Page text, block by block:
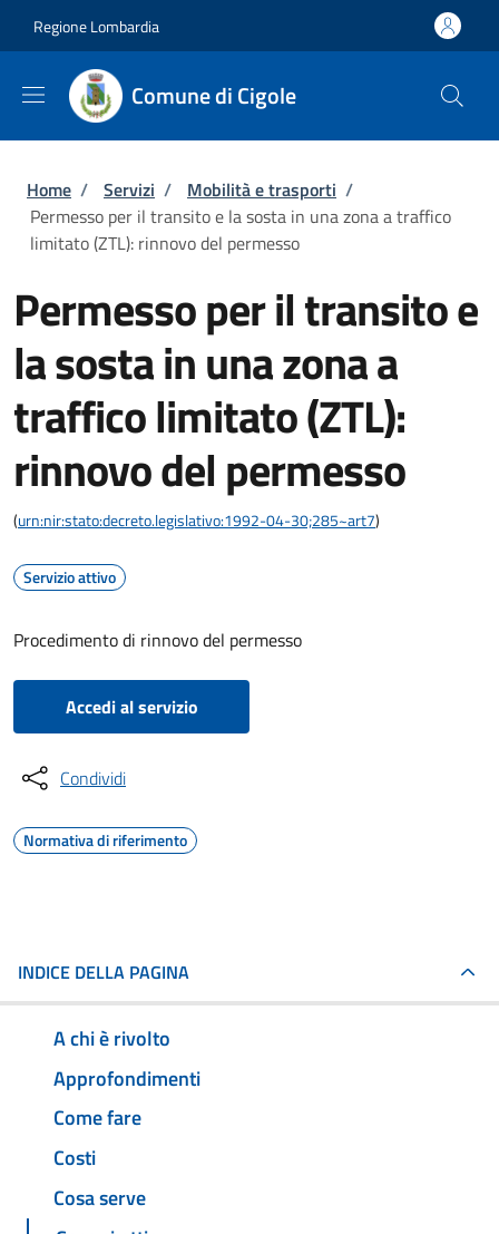
Regione Lombardia
Comune di Cigole
Briciole di pane
Home / Servizi / Mobilità e trasporti /
Permesso per il transito e la sosta in una zona a traffico
limitato (ZTL): rinnovo del permesso
Permesso per il transito e
la sosta in una zona a
traffico limitato (ZTL):
rinnovo del permesso
(urn:nir:stato:decreto.legislativo:1992-04-30;285~art7)
Servizio attivo
Procedimento di rinnovo del permesso
Accedi al servizio
Condividi
Normativa di riferimento
INDICE DELLA PAGINA
A chi è rivolto
Approfondimenti
Come fare
Costi
Cosa serve